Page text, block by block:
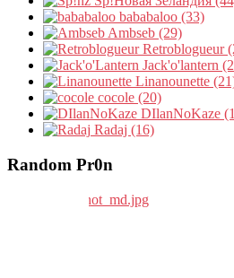
bababaloo (33)
Ambseb (29)
Retroblogueur
Jack'o'lantern
Linanounette
cocole (20)
DIlanNoKaze
Radaj (16)
Random Pr0n